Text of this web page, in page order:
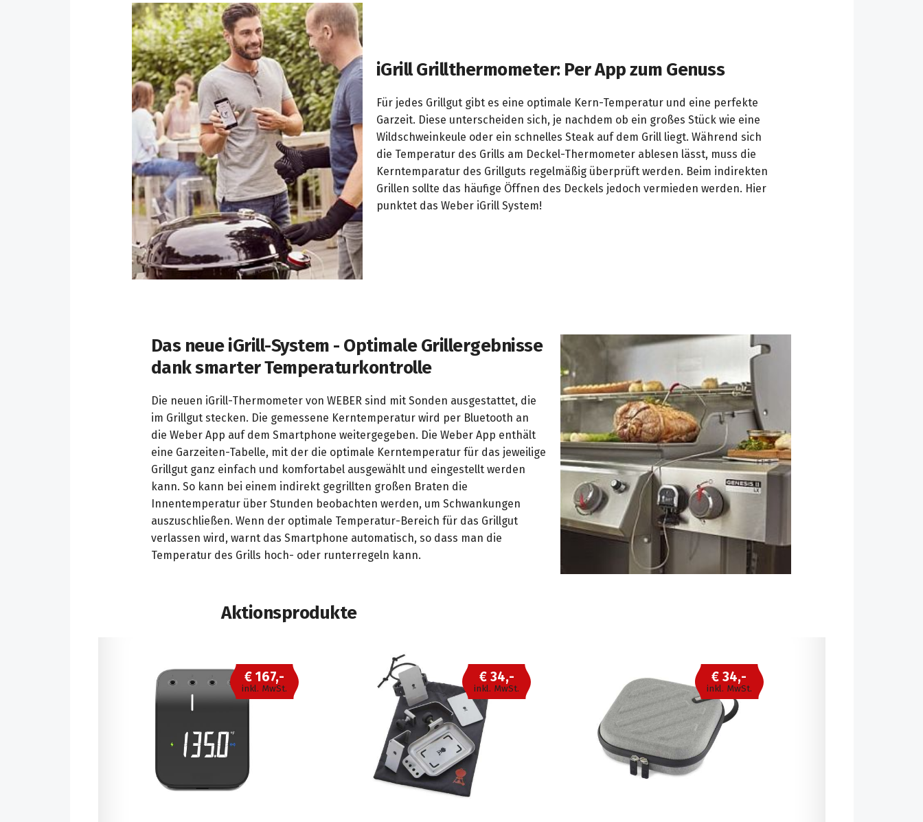
iGrill Grillthermometer: Per App zum Genuss
Für jedes Grillgut gibt es eine optimale Kern-Temperatur und eine perfekte
Garzeit. Diese unterscheiden sich, je nachdem ob ein großes Stück wie eine
Wildschweinkeule oder ein schnelles Steak auf dem Grill liegt. Während sich
die Temperatur des Grills am Deckel-Thermometer ablesen lässt, muss die
Kerntemparatur des Grillguts regelmäßig überprüft werden. Beim indirekten
Grillen sollte das häufige Öffnen des Deckels jedoch vermieden werden. Hier
punktet das Weber iGrill System!
Das neue iGrill-System - Optimale Grillergebnisse
dank smarter Temperaturkontrolle
Die neuen iGrill-Thermometer von WEBER sind mit Sonden ausgestattet, die
im Grillgut stecken. Die gemessene Kerntemperatur wird per Bluetooth an
die Weber App auf dem Smartphone weitergegeben. Die Weber App enthält
eine Garzeiten-Tabelle, mit der die optimale Kerntemperatur für das jeweilige
Grillgut ganz einfach und komfortabel ausgewählt und eingestellt werden
kann. So kann bei einem indirekt gegrillten großen Braten die
Innentemperatur über Stunden beobachten werden, um Schwankungen
auszuschließen. Wenn der optimale Temperatur-Bereich für das Grillgut
verlassen wird, warnt das Smartphone automatisch, so dass man die
Temperatur des Grills hoch- oder runterregeln kann.
Aktionsprodukte
€ 167,-
inkl. MwSt.
€ 34,-
inkl. MwSt.
€ 34,-
inkl. MwSt.